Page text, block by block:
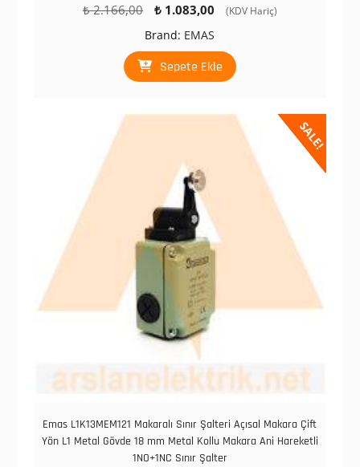
₺2.166,00
Orijinal
₺ 2.166,00.
₺1.083,00
Şu
₺ 1.083,00.
(KDV Hariç)
Brand: EMAS
Sepete Ekle
SALE!
Emas L1K13MEM121 Makaralı Sınır Şalteri Açısal Makara Çift
Yön L1 Metal Gövde 18 mm Metal Kollu Makara Ani Hareketli
1NO+1NC Sınır Şalter